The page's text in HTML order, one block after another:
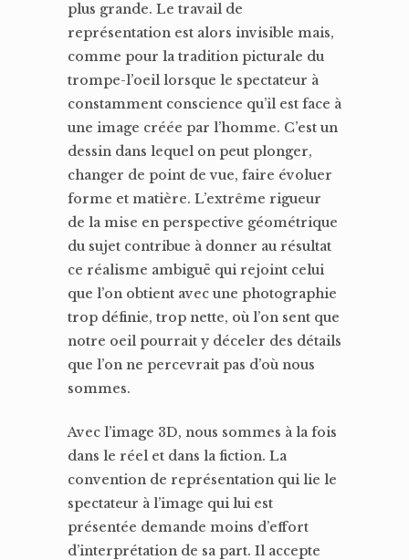
plus grande. Le travail de
représentation est alors invisible mais,
comme pour la tradition picturale du
trompe-l’oeil lorsque le spectateur à
constamment conscience qu’il est face à
une image créée par l’homme. C’est un
dessin dans lequel on peut plonger,
changer de point de vue, faire évoluer
forme et matière. L’extrême rigueur
de la mise en perspective géométrique
du sujet contribue à donner au résultat
ce réalisme ambiguë qui rejoint celui
que l’on obtient avec une photographie
trop définie, trop nette, où l’on sent que
notre oeil pourrait y déceler des détails
que l’on ne percevrait pas d’où nous
sommes.
Avec l’image 3D, nous sommes à la fois
dans le réel et dans la fiction. La
convention de représentation qui lie le
spectateur à l’image qui lui est
présentée demande moins d’effort
d’interprétation de sa part. Il accepte